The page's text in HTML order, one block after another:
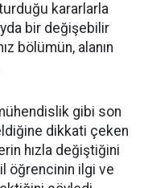
kararlarla
bir değişebilir
bölümün, alanın
gibi son
dikkati çeken
hızla değiştiğini
öğrencinin ilgi ve